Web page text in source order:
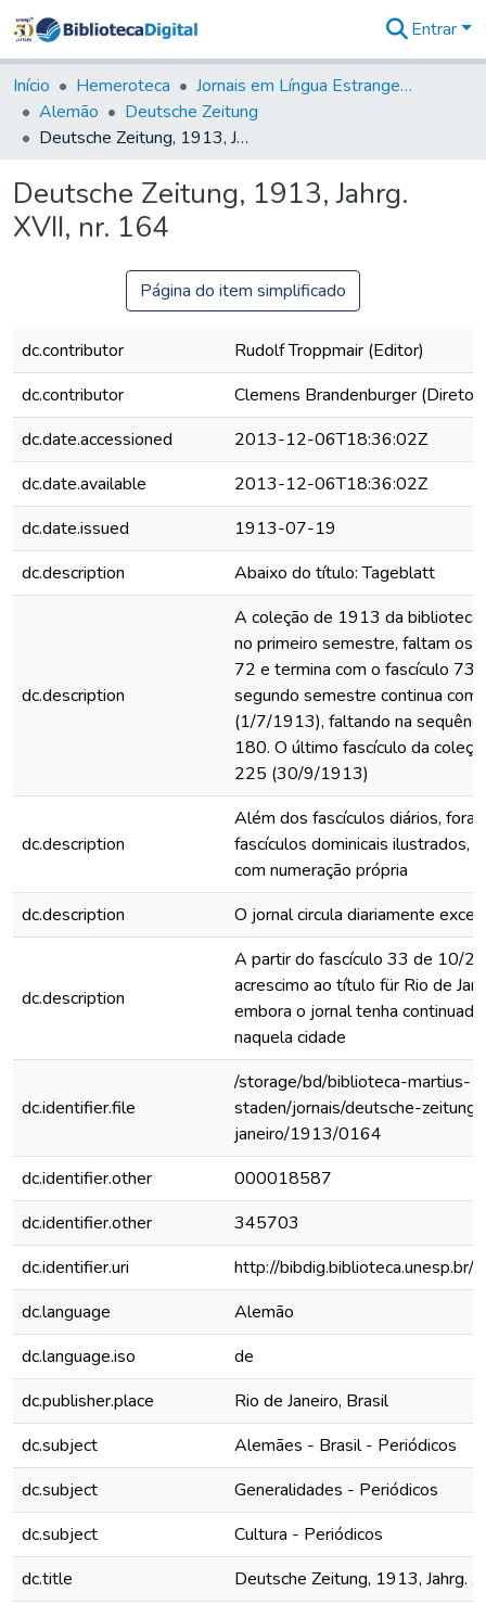
&
Coleções
Tudo na
Biblioteca
Estatísticas
Entrar
Início Hemeroteca
Jornais em Língua Estrangeira
Alemão
Deutsche Zeitung
Deutsche Zeitung, 1913, Jahrg. XVII, nr. 164
Deutsche Zeitung, 1913, Jahrg.
XVII, nr. 164
Página do item simplificado
dc.contributor
Rudolf Troppmair (Editor)
dc.contributor
Clemens Brandenburger (Diretor)
dc.date.accessioned
2013-12-06T18:36:02Z
dc.date.available
2013-12-06T18:36:02Z
dc.date.issued
1913-07-19
dc.description
Abaixo do título: Tageblatt
dc.description
A coleção de 1913 da biblioteca
no primeiro semestre, faltam os
72 e termina com o fascículo
segundo semestre continua
(1/7/1913), faltando na
180. O último fascículo da
225 (30/9/1913)
dc.description
Além dos fascículos diários,
fascículos dominicais ilustrados,
com numeração própria
dc.description
O jornal circula diariamente
dc.description
A partir do fascículo 33 de 10/
acrescimo ao título für Rio de
embora o jornal tenha
naquela cidade
dc.identifier.file
/storage/bd/biblioteca-martius-
staden/jornais/deutsche-
janeiro/1913/0164
dc.identifier.other
000018587
dc.identifier.other
345703
dc.identifier.uri
http://
dc.language
Alemão
dc.language.iso
de
dc.publisher.place
Rio de Janeiro, Brasil
dc.subject
Alemães - Brasil - Periódicos
dc.subject
Generalidades - Periódicos
dc.subject
Cultura - Periódicos
dc.title
Deutsche Zeitung, 1913, Jahrg.